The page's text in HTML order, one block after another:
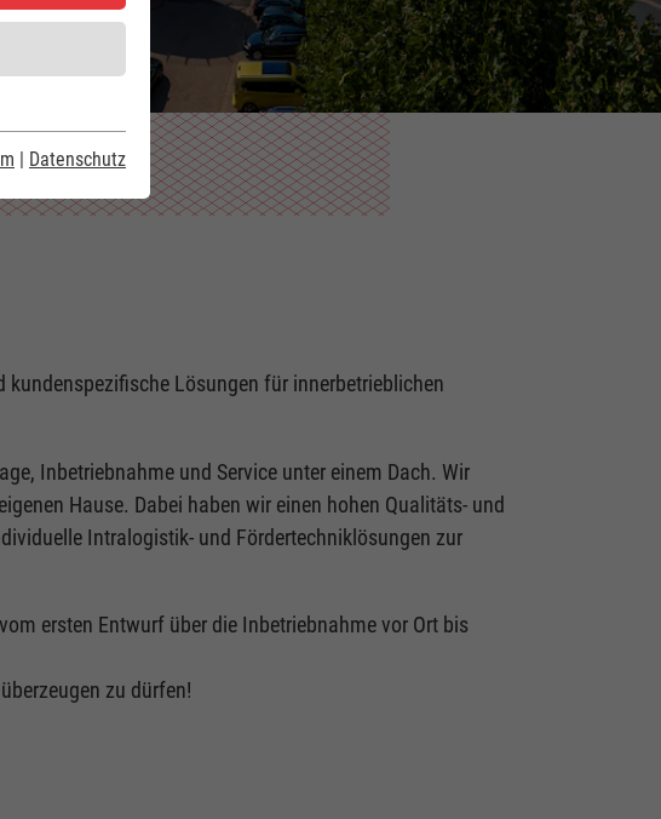
| Datenschutz
Lösungen für innerbetrieblichen
Inbetriebnahme und Service unter einem Dach. Wir
Hause. Dabei haben wir einen hohen Qualitäts- und
Intralogistik- und Fördertechniklösungen zur
ersten Entwurf über die Inbetriebnahme vor Ort bis
zu dürfen!